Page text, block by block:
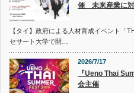
催 未来産業に
【タイ】政府による人材育成イベント「
セサート大学で開…
2026/7/17
『Ueno Thai
会主催